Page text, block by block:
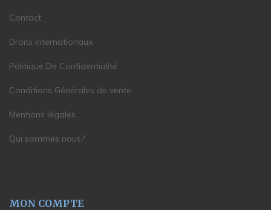
Contact
Droits internationaux
Politique De Confidentialité
Conditions Générales de vente
Mentions légales
Qui sommes nous?
MON COMPTE